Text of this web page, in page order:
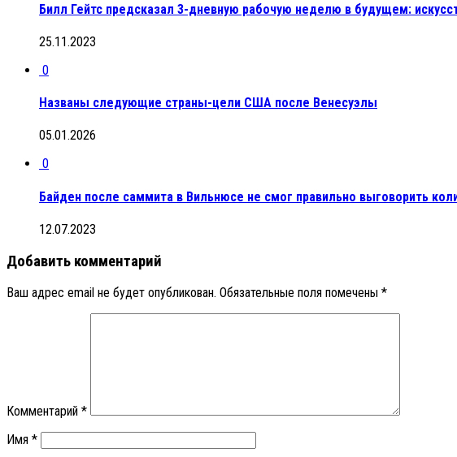
Билл Гейтс предсказал 3-дневную рабочую неделю в будущем:
25.11.2023
0
Названы следующие страны-цели США после Венесуэлы
05.01.2026
0
Байден после саммита в Вильнюсе не смог правильно выговорить
12.07.2023
Добавить комментарий
Ваш адрес email не будет опубликован. Обязательные поля помечены *
Комментарий *
Имя *